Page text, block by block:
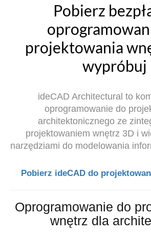
Pobierz
projektowania
wypróbuj
ideCAD Architectural to
oprogramowanie do
architektonicznego ze
projektowaniem wnętrz 3D i
narzędziami do modelowania
Pobierz ideCAD do
Oprogramowanie do
wnętrz dla